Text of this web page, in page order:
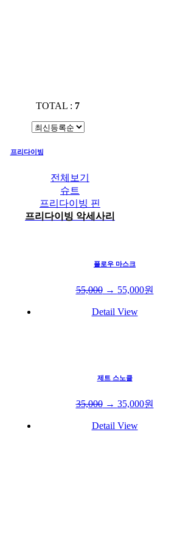
TOTAL : 7
프리다이빙
전체보기
슈트
프리다이빙 핀
프리다이빙 악세사리
플로우 마스크
55,000→ 55,000원
Detail View
제트 스노클
35,000→ 35,000원
Detail View